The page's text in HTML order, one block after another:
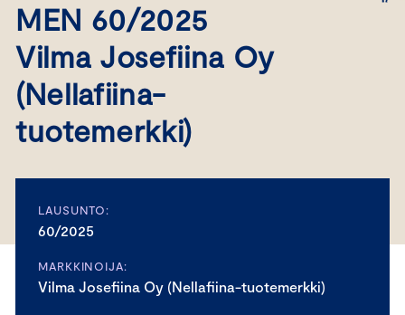
MEN 60/2025
Vilma Josefiina Oy
(Nellafiina-
tuotemerkki)
LAUSUNTO:
60/2025
MARKKINOIJA:
Vilma Josefiina Oy (Nellafiina-tuotemerkki)